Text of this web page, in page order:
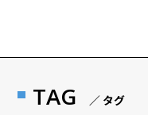
TAG ／ タグ